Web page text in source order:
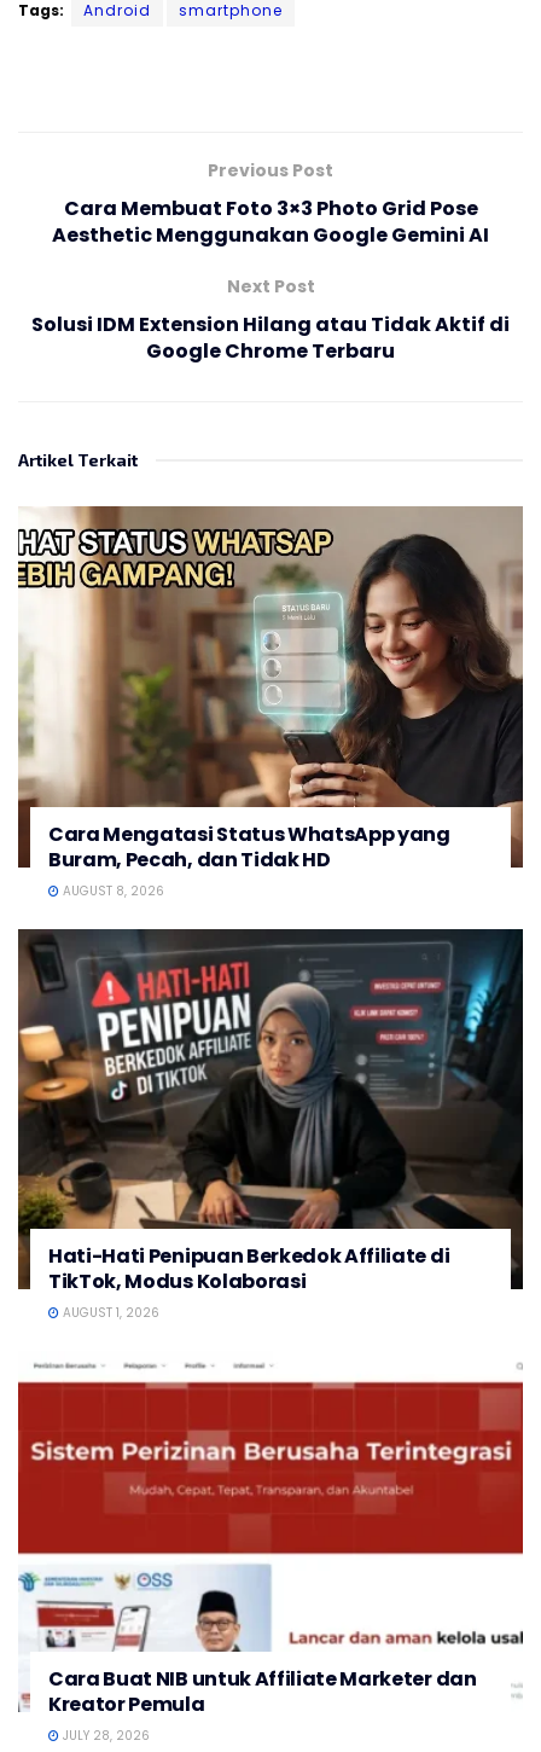
Tags: Android smartphone
Previous Post
Cara Membuat Foto 3×3 Photo Grid Pose
Aesthetic Menggunakan Google Gemini AI
Next Post
Solusi IDM Extension Hilang atau Tidak Aktif di
Google Chrome Terbaru
Artikel Terkait
Cara Mengatasi Status WhatsApp yang
Buram, Pecah, dan Tidak HD
AUGUST 8, 2026
Hati-Hati Penipuan Berkedok Affiliate di
TikTok, Modus Kolaborasi
AUGUST 1, 2026
Cara Buat NIB untuk Affiliate Marketer dan
Kreator Pemula
JULY 28, 2026